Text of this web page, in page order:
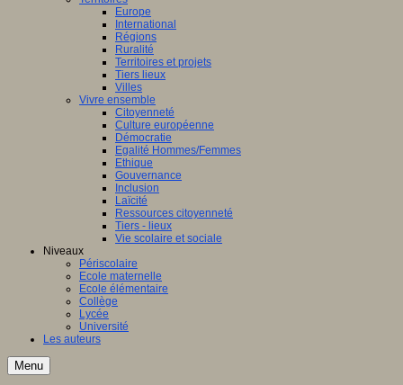
Europe
International
Régions
Ruralité
Territoires et projets
Tiers lieux
Villes
Vivre ensemble
Citoyenneté
Culture européenne
Démocratie
Egalité Hommes/Femmes
Ethique
Gouvernance
Inclusion
Laïcité
Ressources citoyenneté
Tiers - lieux
Vie scolaire et sociale
Niveaux
Périscolaire
Ecole maternelle
Ecole élémentaire
Collège
Lycée
Université
Les auteurs
Menu